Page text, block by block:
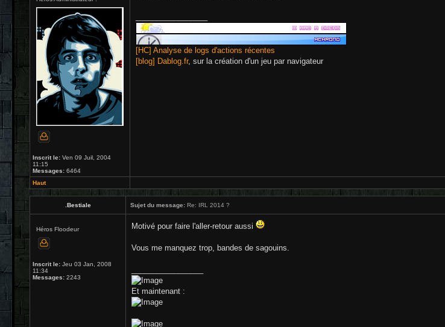
Inscrit le: Ven 09 Juil, 2004
11:15
Messages: 6464
[HC] Analyse de logs d'actions récentes
[blog] Dablog.fr, sur la création d'un jeu par navigateur
Haut
.Bestiale Sujet du message: Re: IRL 2014 ?
Héros Floodeur
Inscrit le: Jeu 03 Jan, 2008
11:34
Messages: 2243
Motivé pour faire l'aller-retour aussi
Vous me manquez trop, bandes de sagouins.
Et maintenant :